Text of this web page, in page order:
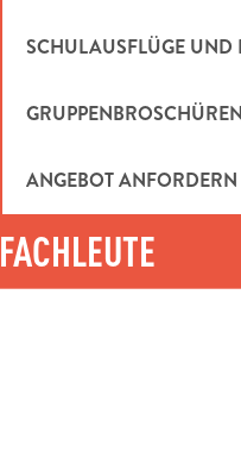
SCHULAUSFLÜGE UND
ANGEBOT ANFORDERN
FACHLEUTE